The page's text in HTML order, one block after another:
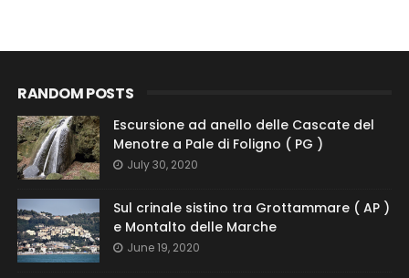
RANDOM POSTS
Escursione ad anello delle Cascate del
Menotre a Pale di Foligno ( PG )
July 30, 2020
Sul crinale sistino tra Grottammare ( AP )
e Montalto delle Marche
June 19, 2020